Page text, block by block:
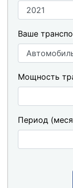
Ваше
Мощность
Период